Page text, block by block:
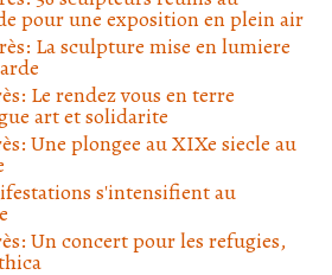
pour une exposition en plein air
La sculpture mise en lumiere
Le rendez vous en terre
art et solidarite
Une plongee au XIXe siecle au
s'intensifient au
Un concert pour les refugies,